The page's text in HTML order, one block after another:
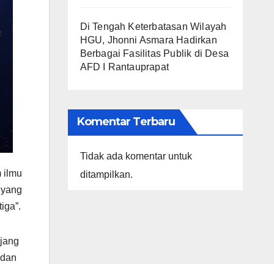
ilmu
yang
Di Tengah Keterbatasan Wilayah
HGU, Jhonni Asmara Hadirkan
Berbagai Fasilitas Publik di Desa
AFD I Rantauprapat
Komentar Terbaru
Tidak ada komentar untuk
ditampilkan.